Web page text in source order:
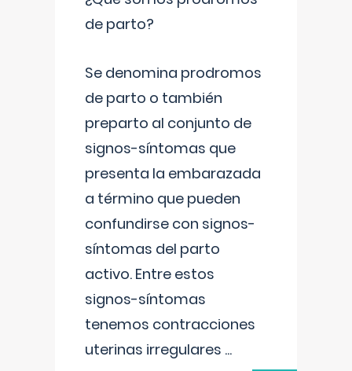
de parto?
Se denomina prodromos
de parto o también
preparto al conjunto de
signos-síntomas que
presenta la embarazada
a término que pueden
confundirse con signos-
síntomas del parto
activo. Entre estos
signos-síntomas
tenemos contracciones
uterinas irregulares ...